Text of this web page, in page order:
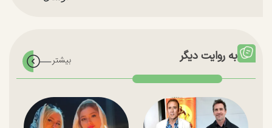
به روایت دیگر